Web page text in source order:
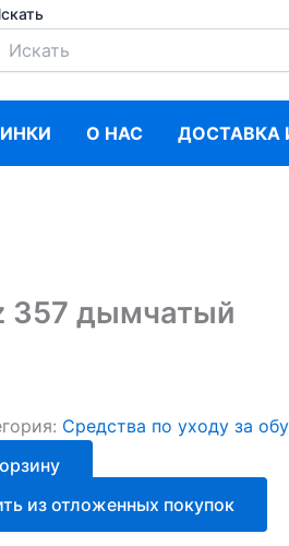
О НАС ДОСТАВКА
357 дымчатый
Средства по уходу за
из отложенных покупок